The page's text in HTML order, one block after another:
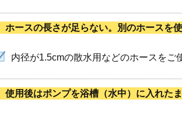
ホースの長さが足らない。別のホースを使
内径が1.5cmの散水用などのホースをご
使用後はポンプを浴槽（水中）に入れた